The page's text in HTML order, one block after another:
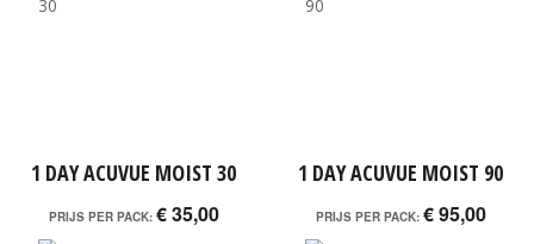
1 DAY ACUVUE MOIST 30
PRIJS PER PACK: € 35,00
1 DAY ACUVUE MOIST 90
PRIJS PER PACK: € 95,00